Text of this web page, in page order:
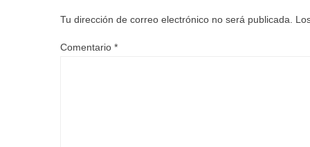
Tu dirección de correo electrónico no será publicada.
Comentario *